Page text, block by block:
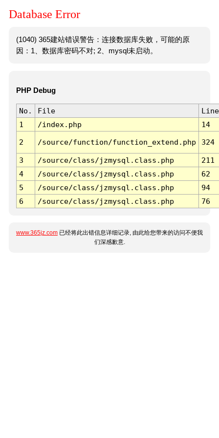
Database Error
(1040) 365建站错误警告：连接数据库失败，可能的原
因：1、数据库密码不对; 2、mysql未启动。
PHP Debug
No. File
Line
1
/index.php 14
2 /source/function/function_extend.php 324
3 /source/class/jzmysql.class.php
211
4
/source/class/jzmysql.class.php
62
5
/source/class/jzmysql.class.php
94
6
/source/class/jzmysql.class.php 76
www.365jz.com 已经将此出错信息详细记录, 由此给您带来的访问不便我
们深感歉意.